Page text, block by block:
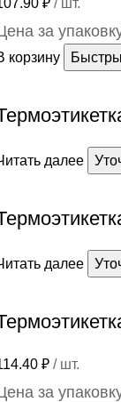
₽ / шт.
за
корзину
далее
далее
₽ / шт.
за